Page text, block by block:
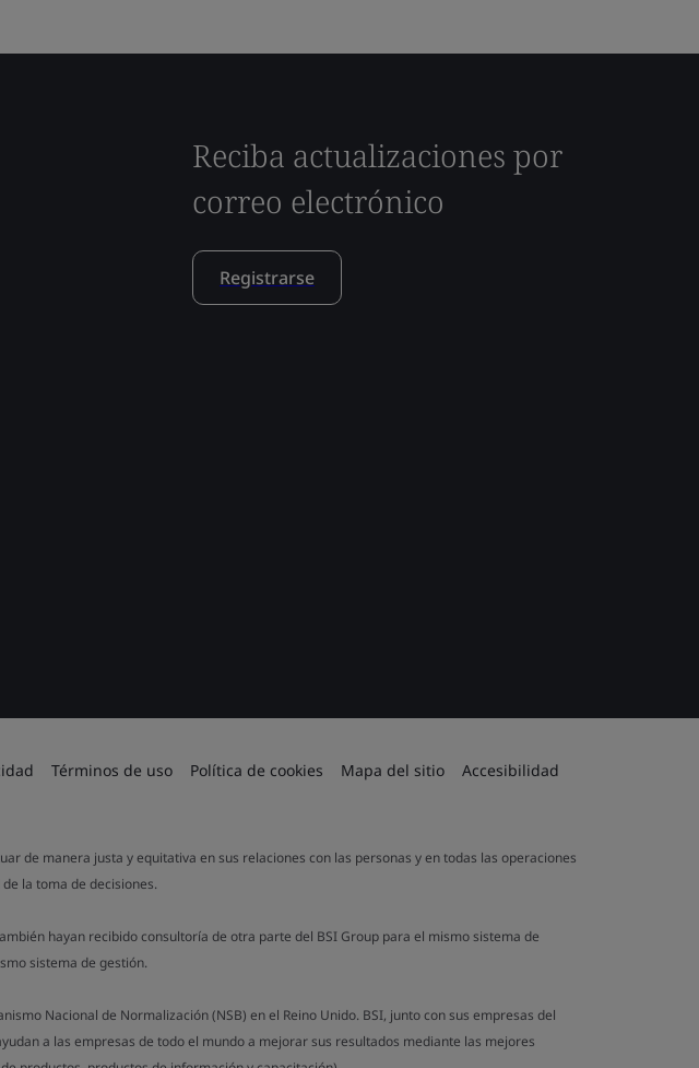
Reciba actualizaciones por
correo electrónico
Registrarse
Términos de uso Política de cookies Mapa del sitio Accesibilidad
de manera justa y equitativa en sus relaciones con las personas y en todas las operaciones
la toma de decisiones.
hayan recibido consultoría de otra parte del BSI Group para el mismo sistema de
sistema de gestión.
Nacional de Normalización (NSB) en el Reino Unido. BSI, junto con sus empresas del
a las empresas de todo el mundo a mejorar sus resultados mediante las mejores